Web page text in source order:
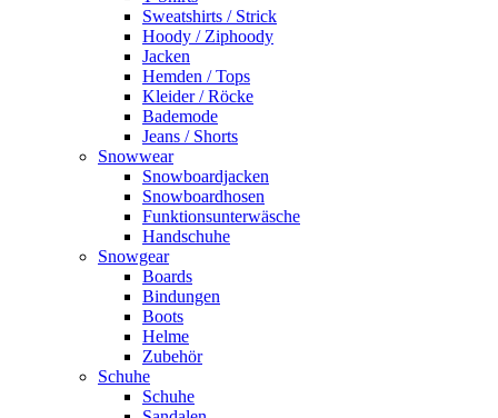
Sweatshirts / Strick
Hoody / Ziphoody
Jacken
Hemden / Tops
Kleider / Röcke
Bademode
Jeans / Shorts
Snowwear
Snowboardjacken
Snowboardhosen
Funktionsunterwäsche
Handschuhe
Snowgear
Boards
Bindungen
Boots
Helme
Zubehör
Schuhe
Schuhe